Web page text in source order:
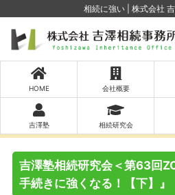
相続に強い | 株式会社
HOME 会社概要
吉澤塾 相続研究会
吉澤塾相続研究会＜第63回
手続きに強くなる！【下】』